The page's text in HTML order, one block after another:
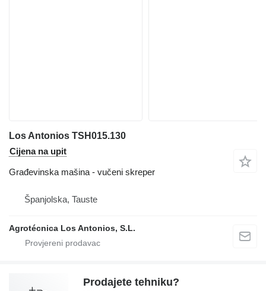
Los Antonios TSH015.130
Cijena na upit
Građevinska mašina - vučeni skreper
Španjolska, Tauste
Agrotécnica Los Antonios, S.L.
Prodajete tehniku?